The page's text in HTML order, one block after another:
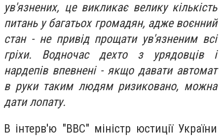
ув'язнених, це викликає велику кількість
питань у багатьох громадян, адже воєнний
стан - не привід прощати ув'язненим всі
гріхи. Водночас дехто з урядовців і
нардепів впевнені - якщо давати автомат
в руки таким людям ризиковано, можна
дати лопату.
В інтерв'ю "BBC" міністр юстиції України